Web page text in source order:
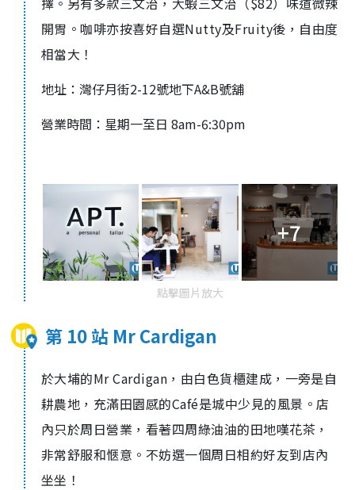
開胃。咖啡亦按喜好自選Nutty及Fruity後，自由度
相當大！
地址：灣仔月街2-12號地下A&B號舖
營業時間：星期一至日 8am-6:30pm
+7
點擊圖片放大
第 10 站 Mr Cardigan
於大埔的Mr Cardigan ，由白色貨櫃建成，一旁是自
耕農地 ，充滿田園感的Café是城中少見的風景。店
內只於周日營業，看著四周綠油油的田地嘆花茶，
非常舒服和愜意。不妨選一個周日相約好友到店內
坐坐！